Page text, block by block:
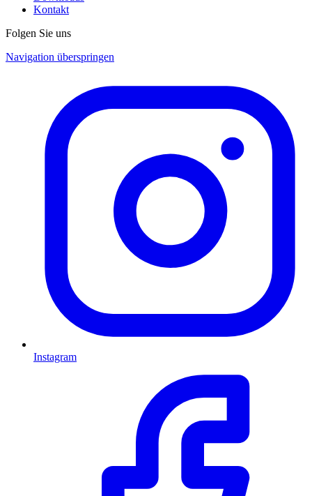
Kontakt
Folgen Sie uns
Navigation überspringen
Instagram